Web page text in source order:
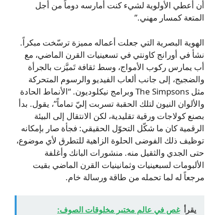
أن أعطي الأولوية لشيء كنت أمارسه دوماً من أجل
المتعة كمسار مهني.”
الهوية البصرية التي جعلت أعماله مميزة ترسّخت مبكراً.
نشأ في أورانج كاونتي في تسعينيات القرن الماضي، مع
أب يمارس ركوب الأمواج، وسط ثقافة تَميَّزت بالجرأة
والضجيج، إلى جانب ألعاب الفيديو والرسوم المتحركة
مثل The Simpsons وبرامج نيكلوديون. “الأنماط الحادة
والألوان النيون لتلك الحقبة تسربت إليّ تماماً”، يقول. بدأ
بصنع كولاجات ورقية تقليدية، لكن الانتقال إلى البيئة
الرقمية كان ما شكّل التحوّل الحقيقي: فجأة صار بإمكانه
توظيف ذلك الفوضى الحلوة الزاهية للتطرق لأي موضوع،
حتى الجدي والثقيل منه. منشورات البانك وأغلفة
الألبومات لسبعينيات وثمانينيات القرن الماضي بقيت
مرجعاً له لما تحمله من طاقة ورسالة خام.
يقرأ غص في عالم مختبر مخلوقات الصوف: